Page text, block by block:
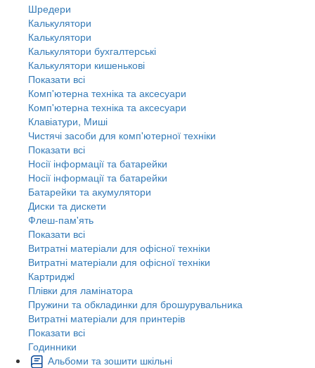
Шредери
Калькулятори
Калькулятори
Калькулятори бухгалтерські
Калькулятори кишенькові
Показати всі
Комп'ютерна техніка та аксесуари
Комп'ютерна техніка та аксесуари
Клавіатури, Миші
Чистячі засоби для комп'ютерної техніки
Показати всі
Носії інформації та батарейки
Носії інформації та батарейки
Батарейки та акумулятори
Диски та дискети
Флеш-пам'ять
Показати всі
Витратні матеріали для офісної техніки
Витратні матеріали для офісної техніки
Картриджi
Плівки для ламінатора
Пружини та обкладинки для брошурувальника
Витратні матеріали для принтерів
Показати всі
Годинники
Альбоми та зошити шкільні